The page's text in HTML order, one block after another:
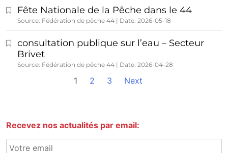
Fête Nationale de la Pêche dans le 44
Source: Fédération de pêche 44 Date: 2026-05-18
consultation publique sur l’eau – Secteur
Brivet
Source: Fédération de pêche 44 Date: 2026-04-28
1 2 3 Next
Recevez nos actualités par email: